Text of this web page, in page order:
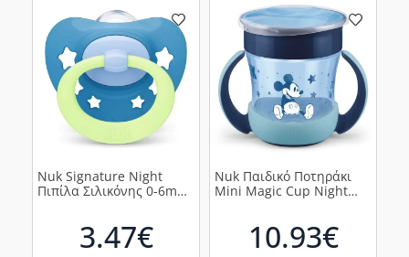
Nuk Signature Night
Πιπίλα Σιλικόνης 0-6m
3.47€
Nuk Παιδικό Ποτηράκι
Mini Magic Cup Night
10.93€